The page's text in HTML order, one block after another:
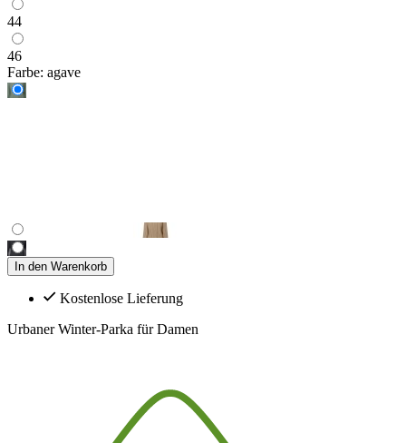
44
46
Farbe: agave
In den Warenkorb
Kostenlose Lieferung
Urbaner Winter-Parka für Damen